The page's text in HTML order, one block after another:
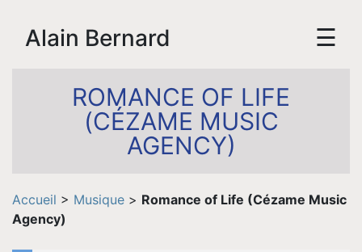
Biographie
Alain Bernard ☰
ROMANCE OF LIFE
(CÉZAME MUSIC
AGENCY)
Accueil > Musique > Romance of Life (Cézame Music
Agency)